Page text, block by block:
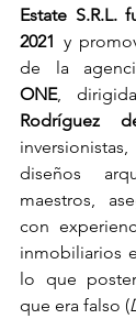
Estate S.R.L.
2021 y
de la
ONE,
Rodríguez
diseños
maestros,
con
inmobiliarios
lo que
que era falso (